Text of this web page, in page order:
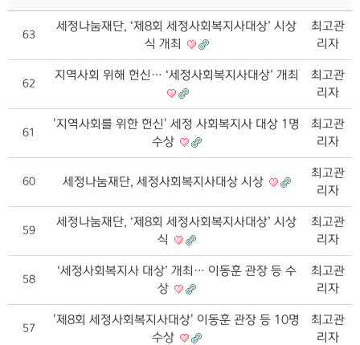
63
세정나눔재단, ‘제8회 세정사회복지사대상’ 시상
식 개최
최고관
리자
62
지역사회 위해 헌신… ‘세정사회복지사대상’ 개최
최고관
리자
61
'지역사회를 위한 헌신' 세정 사회복지사 대상 1명
수상
최고관
리자
60 세정나눔재단, 세정사회복지사대상 시상
최고관
리자
59
세정나눔재단, ‘제8회 세정사회복지사대상’ 시상
식
최고관
리자
58
‘세정사회복지사 대상’ 개최… 이동훈 관장 등 수
상
최고관
리자
57
'제8회 세정사회복지사대상' 이동훈 관장 등 10명
수상
최고관
리자